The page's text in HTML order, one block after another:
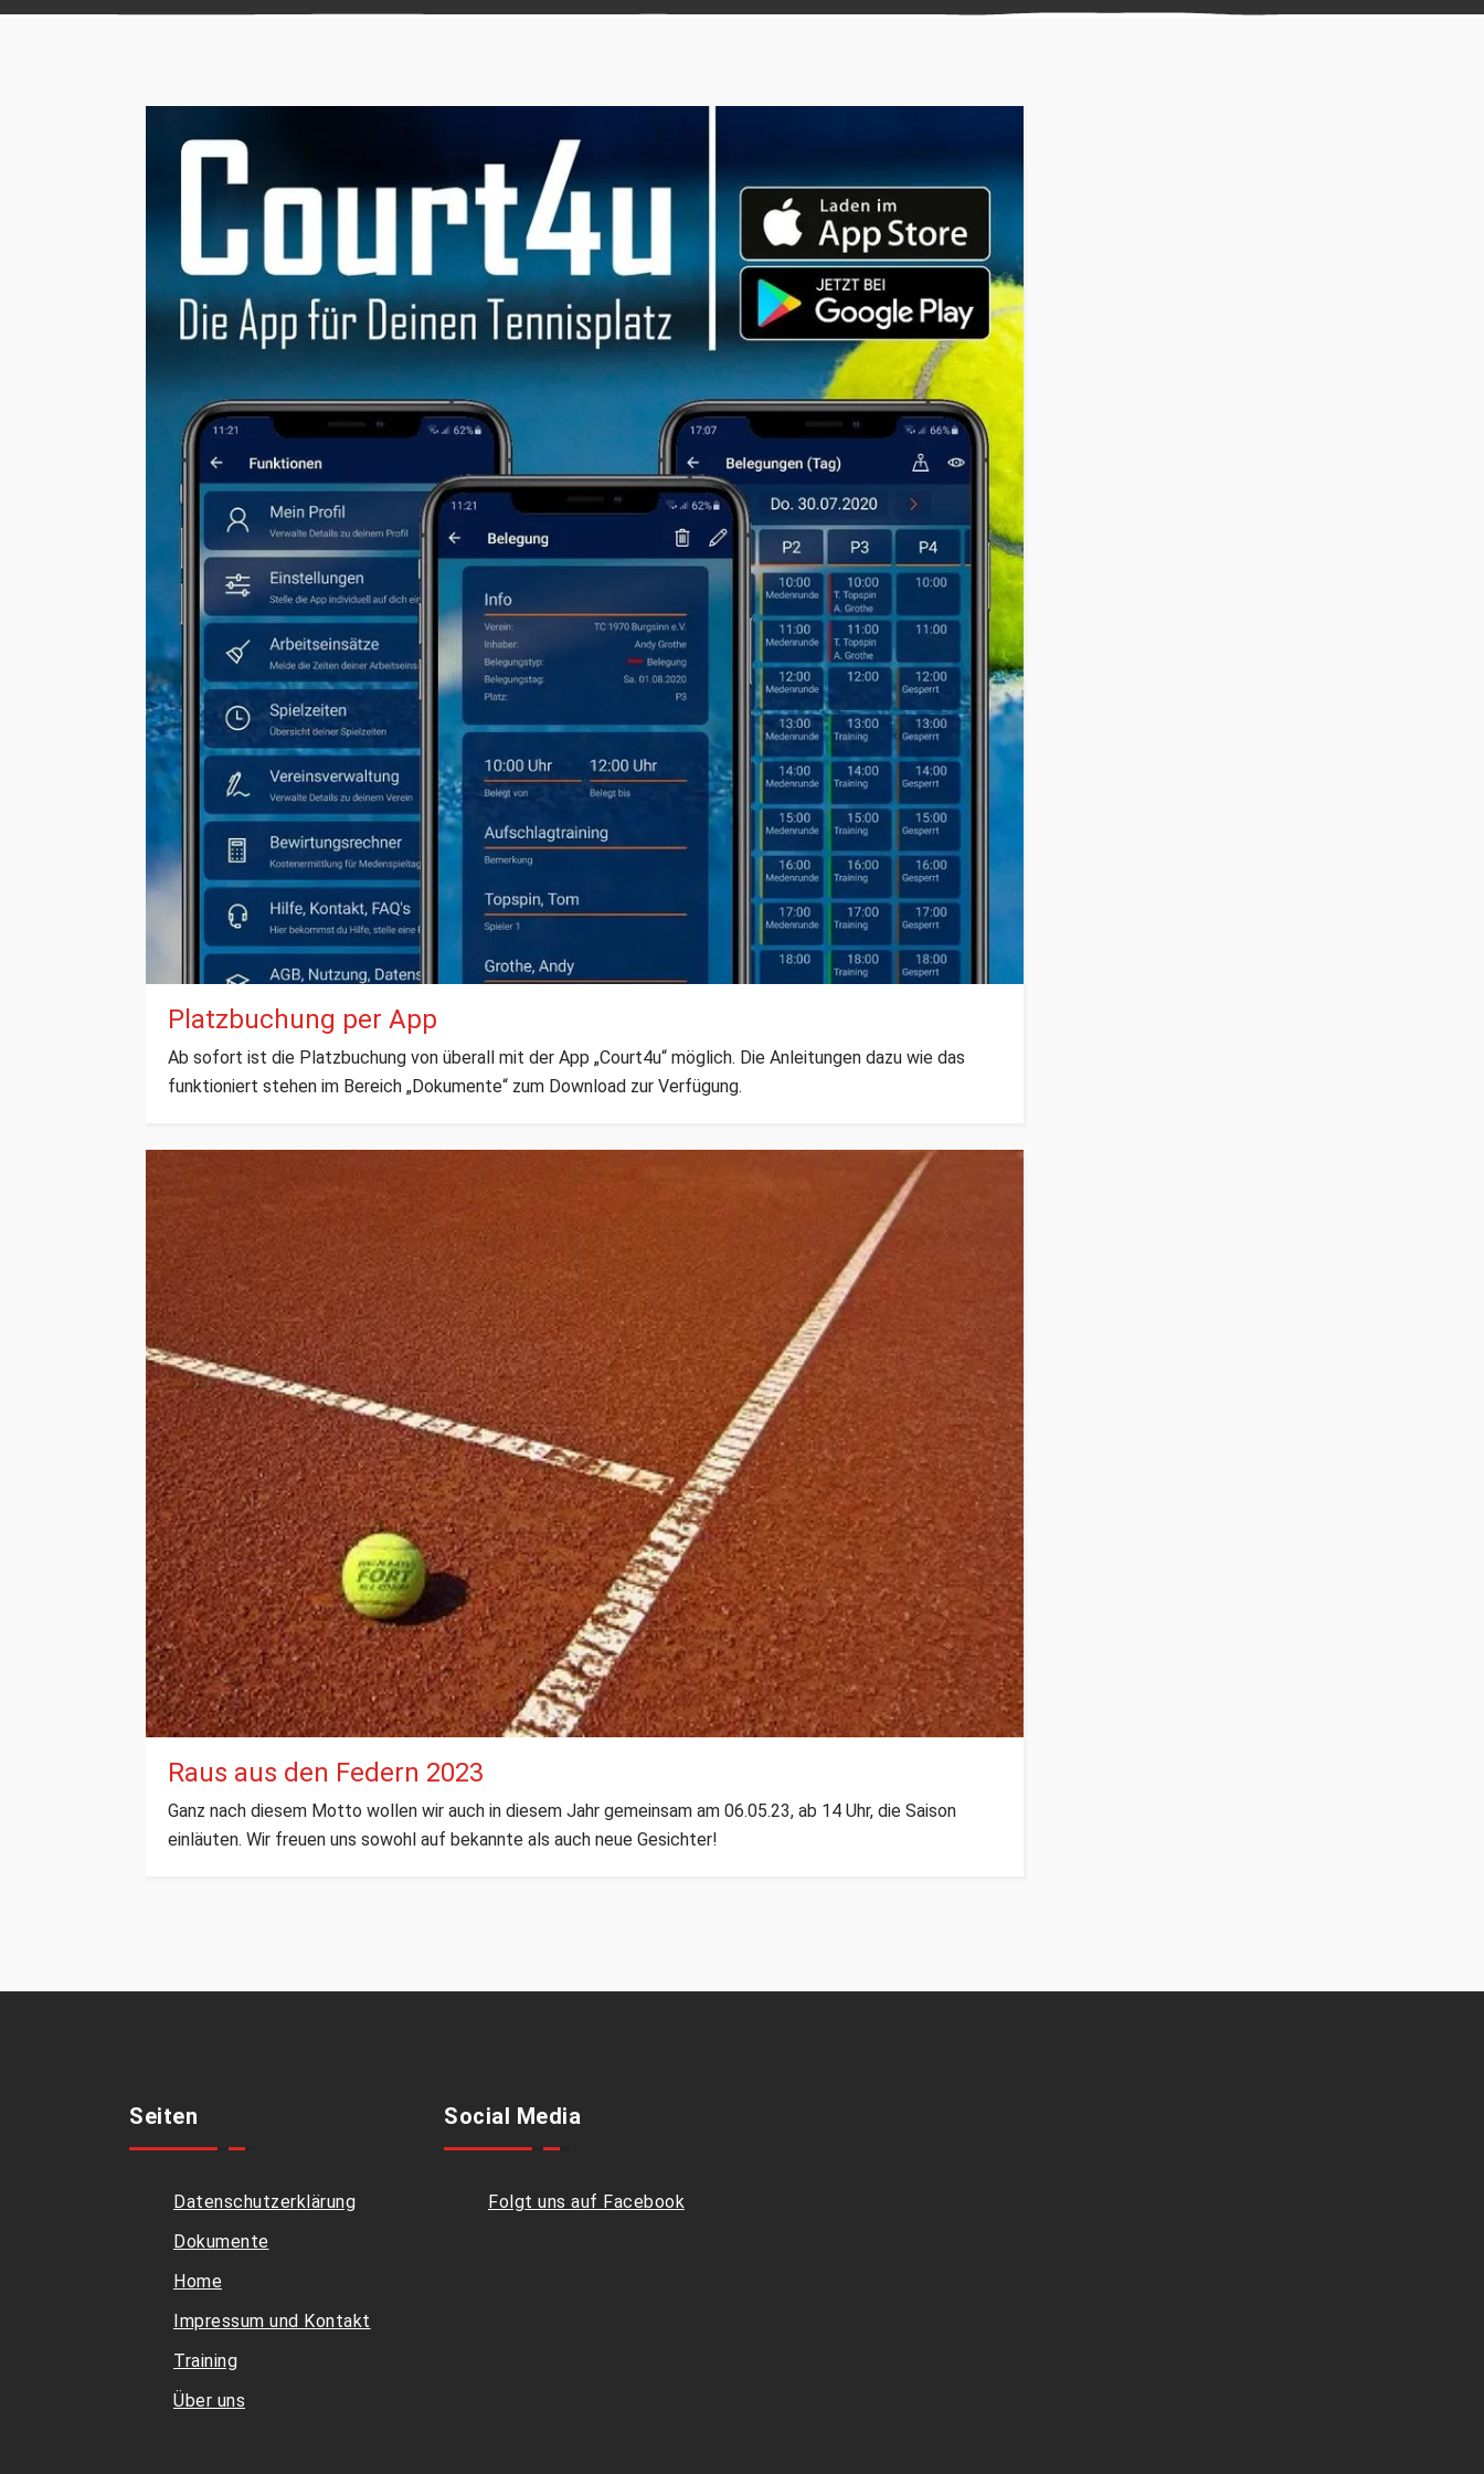
Platzbuchung per App
Ab sofort ist die Platzbuchung von überall mit der App „Court4u“ möglich. Die Anleitungen dazu wie das
funktioniert stehen im Bereich „Dokumente“ zum Download zur Verfügung.
Raus aus den Federn 2023
Ganz nach diesem Motto wollen wir auch in diesem Jahr gemeinsam am 06.05.23, ab 14 Uhr, die Saison
einläuten. Wir freuen uns sowohl auf bekannte als auch neue Gesichter!
Seiten
Datenschutzerklärung
Dokumente
Home
Impressum und Kontakt
Training
Über uns
Social Media
Folgt uns auf Facebook